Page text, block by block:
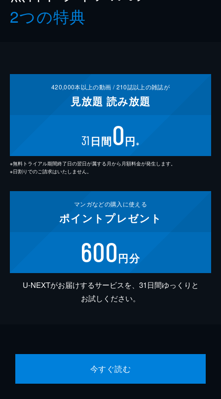
2つの特典
420,000本以上の動画 /210誌以上の雑誌が
見放題 読み放題
31 日間0円 ※
※無料トライアル期間終了日の翌日が属する月から月額料金が発生します。
※日割りでのご請求はいたしません。
マンガなどの購入に使える
ポイント プレゼント
600円分
U-NEXTがお届けするサービスを、31日間ゆっくりと
お試しください。
今すぐ読む